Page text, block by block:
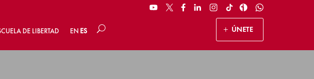
DE LIBERTAD EN ES ÚNETE